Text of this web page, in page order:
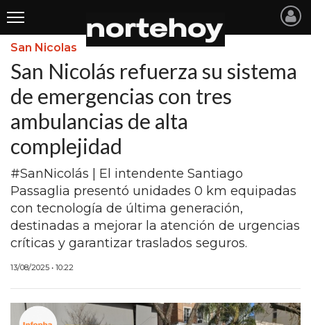
Últimas
Noticias
INICIO
NOTICIAS RECIENTES
SAN NICOLAS
RAMALLO
SAN PEDRO
PAIS
ECONOMÍA Y NEGOCIOS
San Nicolas
San Nicolás refuerza su sistema
de emergencias con tres
ambulancias de alta
complejidad
#SanNicolás | El intendente Santiago
Passaglia presentó unidades 0 km equipadas
con tecnología de última generación,
destinadas a mejorar la atención de urgencias
críticas y garantizar traslados seguros.
13/08/2025 • 10:22